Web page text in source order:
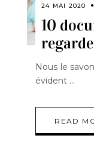
24 MAI 2020
10
Nous le
évident
READ